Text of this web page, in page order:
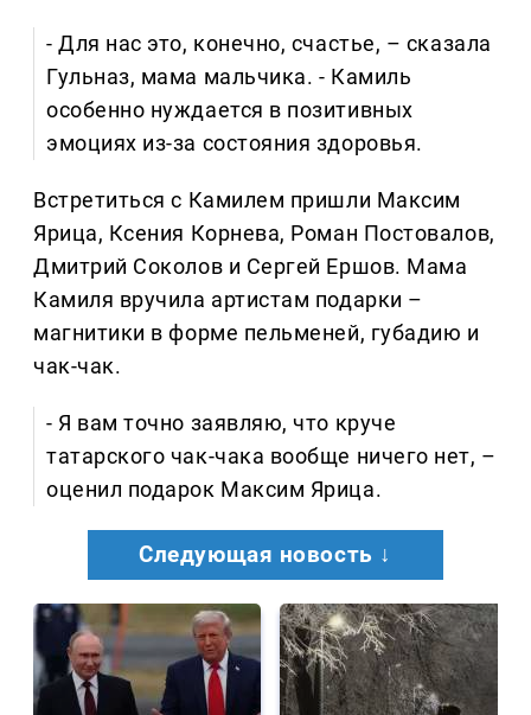
- Для нас это, конечно, счастье, – сказала
Гульназ, мама мальчика. - Камиль
особенно нуждается в позитивных
эмоциях из-за состояния здоровья.
Встретиться с Камилем пришли Максим
Ярица, Ксения Корнева, Роман Постовалов,
Дмитрий Соколов и Сергей Ершов. Мама
Камиля вручила артистам подарки –
магнитики в форме пельменей, губадию и
чак-чак.
- Я вам точно заявляю, что круче
татарского чак-чака вообще ничего нет, –
оценил подарок Максим Ярица.
Следующая новость ↓